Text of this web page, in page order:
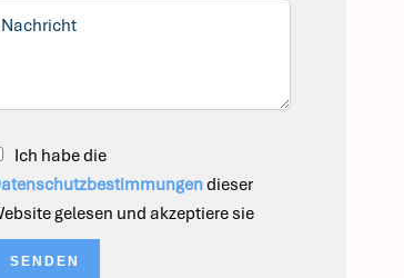
Ich habe die
dieser
gelesen und akzeptiere sie
SENDEN